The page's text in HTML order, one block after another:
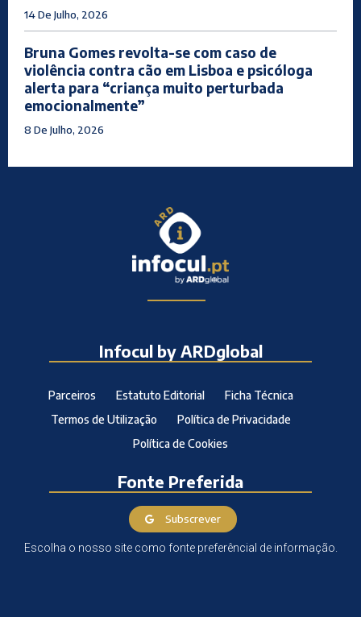
14 De Julho, 2026
Bruna Gomes revolta-se com caso de
violência contra cão em Lisboa e psicóloga
alerta para “criança muito perturbada
emocionalmente”
8 De Julho, 2026
Infocul by ARDglobal
Parceiros Estatuto Editorial
Ficha Técnica
Termos de Utilização
Política de Privacidade
Política de Cookies
Fonte Preferida
Subscrever
Escolha o nosso site como fonte preferêncial de informação.